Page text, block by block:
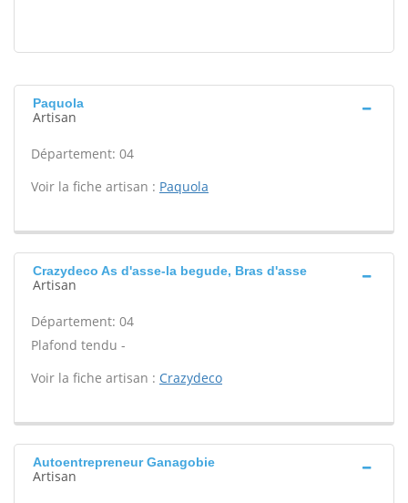
Paquola
Artisan
Département: 04
Voir la fiche artisan : Paquola
Crazydeco As d'asse-la begude, Bras d'asse
Artisan
Département: 04
Plafond tendu -
Voir la fiche artisan : Crazydeco
Autoentrepreneur Ganagobie
Artisan